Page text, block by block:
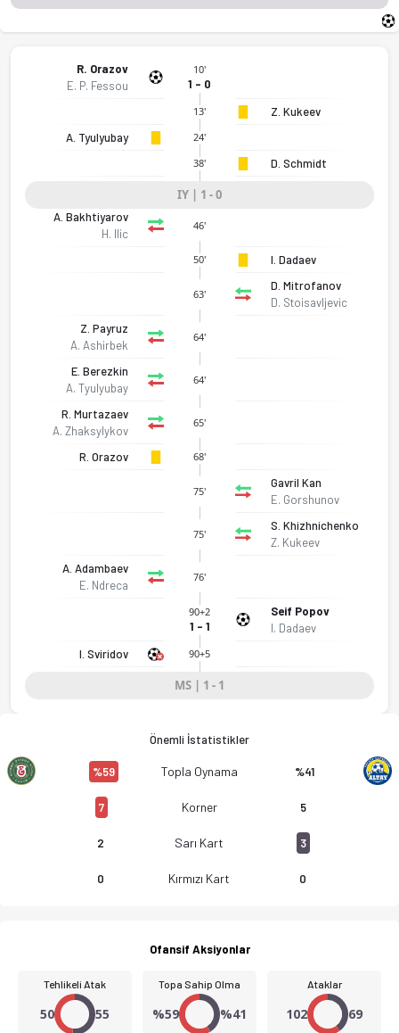
Elimai FC - Altay Vko 1-1 bitti. Gol anları, kadro,
R. Orazov
E. P. Fessou
10'
1 - 0
13'
Z. Kukeev
A. Tyulyubay
24'
38'
D. Schmidt
IY | 1 - 0
A. Bakhtiyarov
H. Ilic
46'
50' I. Dadaev
63'
D. Mitrofanov
D. Stoisavljevic
Z. Payruz
A. Ashirbek
64'
E. Berezkin
A. Tyulyubay
64'
R. Murtazaev
A. Zhaksylykov
65'
R. Orazov 68'
75'
Gavril Kan
E. Gorshunov
75'
S. Khizhnichenko
Z. Kukeev
A. Adambaev
E. Ndreca
76'
90+2
1 - 1
Seif Popov
I. Dadaev
I. Sviridov
90+5
MS | 1 - 1
Önemli İstatistikler
%59 Topla Oynama %41
7 Korner 5
2 Sarı Kart 3
0 Kırmızı Kart 0
Ofansif Aksiyonlar
Tehlikeli Atak
50 55
Topa Sahip Olma
%59 %41
Ataklar
102 69